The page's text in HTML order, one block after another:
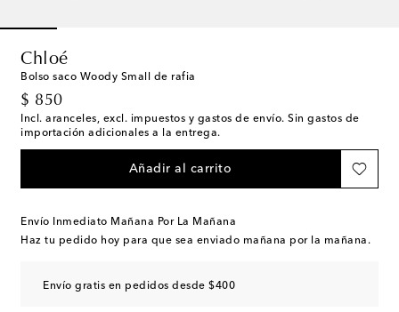
Chloé
Bolso saco Woody Small de rafia
$ 850
original price
Incl. aranceles, excl. impuestos y gastos de envío. Sin gastos de
importación adicionales a la entrega.
Añadir al carrito
Envío Inmediato Mañana Por La Mañana
Haz tu pedido hoy para que sea enviado mañana por la mañana.
Envío gratis en pedidos desde $400